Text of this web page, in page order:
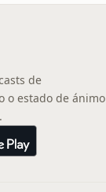
de
o estado de ánimo